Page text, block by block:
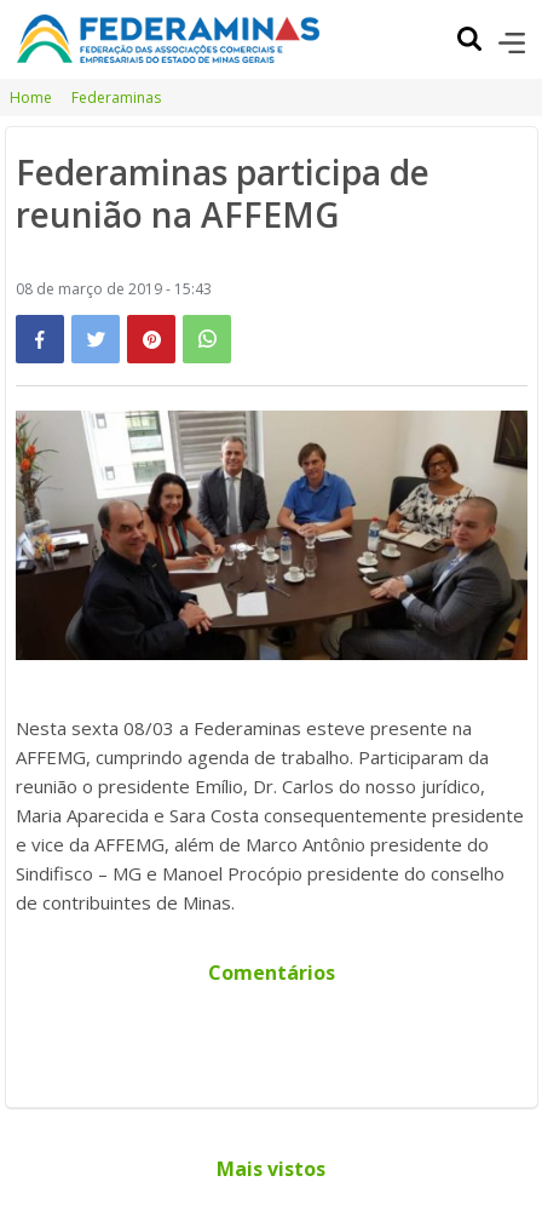
Home Federaminas
Federaminas participa de
reunião na AFFEMG
08 de março de 2019 - 15:43
Nesta sexta 08/03 a Federaminas esteve presente na
AFFEMG, cumprindo agenda de trabalho. Participaram da
reunião o presidente Emílio, Dr. Carlos do nosso jurídico,
Maria Aparecida e Sara Costa consequentemente presidente
e vice da AFFEMG, além de Marco Antônio presidente do
Sindifisco – MG e Manoel Procópio presidente do conselho
de contribuintes de Minas.
Comentários
Mais vistos